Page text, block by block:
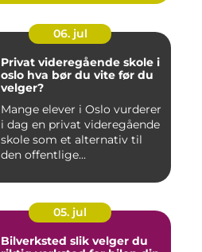
06. jul
Privat videregående skole i
oslo hva bør du vite før du
velger?
Mange elever i Oslo vurderer
i dag en privat videregående
skole som et alternativ til
den offentlige...
05. jul
Bilverksted slik velger du